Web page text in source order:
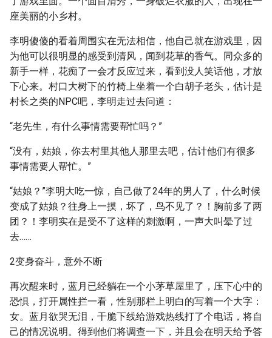
座美丽的小乡村。
李明傻傻的看着周围实在无法相信，他自己就在游戏里，因
为他可以很明显的感受到清风，闻到花草的香气。同众多的
新手一样，花痴了一会才反应过来，看到没人笑话他，才放
下心来。村口大树下的竹椅上坐着一个白胡子老头，估计是
村长之类的NPC吧，李明走过去问道：
“老先生，有什么事情需要帮忙吗？”
“没有，姑娘，你去村里其他人那里去吧，估计他们有很多
事情需要人帮忙。”
“姑娘？”李明大吃一惊，自己做了24年的男人了，什么时候
变成了姑娘？往身上一摸，坏了，鸟不见了？！胸前多了两
团？！李明实在是受不了这样的刺激啊，一声大叫晕了过
去……
2变身奋斗，意外不断
再次醒来时，蓝月已经躺在一个小茅草屋里了，压下心中的
恐惧，打开属性拦一看，性别那栏上明白的写着一个大字：
女。蓝月欲哭无泪，干脆下线给游戏热线打了个电话，将自
己的情况说明。得到他们将调查一下，并且会在明天给予答